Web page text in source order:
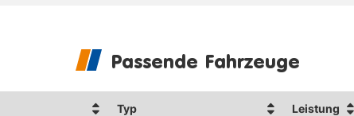
Passende Fahrzeuge
Typ Leistung